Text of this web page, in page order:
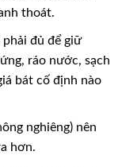
thoát.
đủ để giữ
ráo nước, sạch
bát cố định nào
nghiêng) nên
hơn.